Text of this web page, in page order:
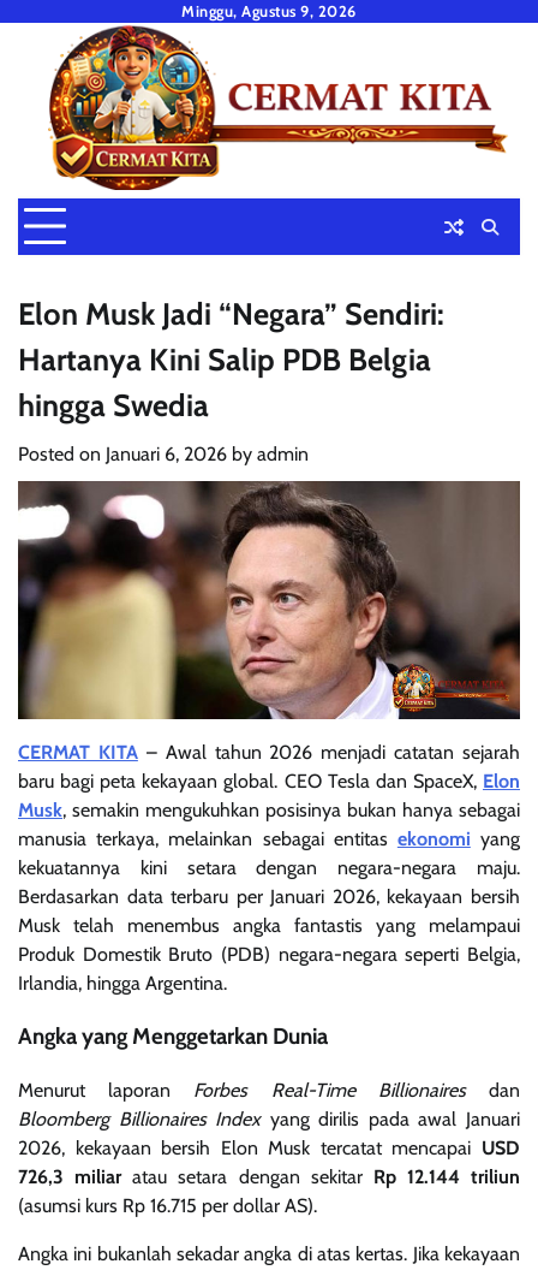
content
Minggu, Agustus 9, 2026
Elon Musk Jadi “Negara” Sendiri:
Hartanya Kini Salip PDB Belgia
hingga Swedia
Posted on Januari 6, 2026 by admin
CERMAT KITA– Awal tahun 2026 menjadi catatan sejarah
baru bagi peta kekayaan global. CEO Tesla dan SpaceX, Elon
Musk, semakin mengukuhkan posisinya bukan hanya sebagai
manusia terkaya, melainkan sebagai entitas ekonomi yang
kekuatannya kini setara dengan negara-negara maju.
Berdasarkan data terbaru per Januari 2026, kekayaan bersih
Musk telah menembus angka fantastis yang melampaui
Produk Domestik Bruto (PDB) negara-negara seperti Belgia,
Irlandia, hingga Argentina.
Angka yang Menggetarkan Dunia
Menurut laporan Forbes Real-Time Billionairesdan
Bloomberg Billionaires Indexyang dirilis pada awal Januari
2026, kekayaan bersih Elon Musk tercatat mencapai USD
726,3 miliaratau setara dengan sekitar Rp 12.144 triliun
(asumsi kurs Rp 16.715 per dollar AS).
Angka ini bukanlah sekadar angka di atas kertas. Jika kekayaan